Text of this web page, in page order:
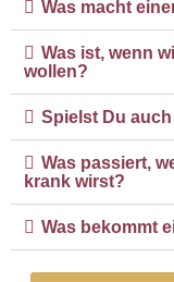
Was macht
Was ist, wenn
wollen?
Spielst Du
Was passiert,
krank wirst?
Was bekommt